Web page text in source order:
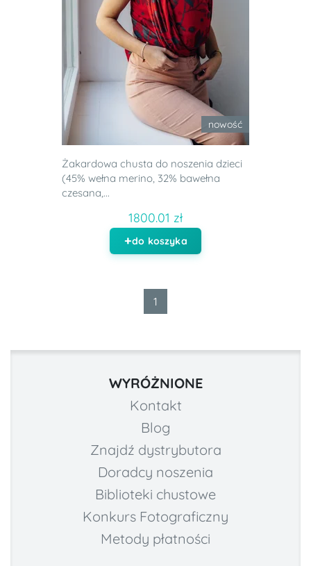
nowość
Żakardowa chusta do noszenia dzieci
(45% wełna merino, 32% bawełna
czesana,...
1800.01 zł
do koszyka
1
WYRÓŻNIONE
Kontakt
Blog
Znajdź dystrybutora
Doradcy noszenia
Biblioteki chustowe
Konkurs Fotograficzny
Metody płatności